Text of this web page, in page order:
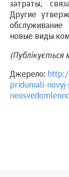
затраты,
Другие
новые виды
(Публікується
Джерело:
pridumali-novyj-